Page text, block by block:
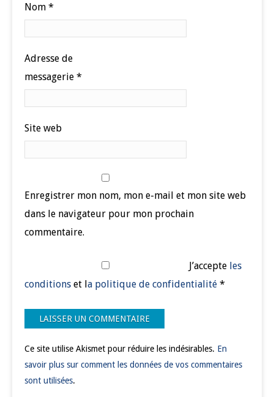
Nom *
Adresse de
messagerie *
Site web
Enregistrer mon nom, mon e-mail et mon site web
dans le navigateur pour mon prochain
commentaire.
J’accepte les
conditions et la politique de confidentialité *
Ce site utilise Akismet pour réduire les indésirables. En
savoir plus sur comment les données de vos commentaires
sont utilisées.